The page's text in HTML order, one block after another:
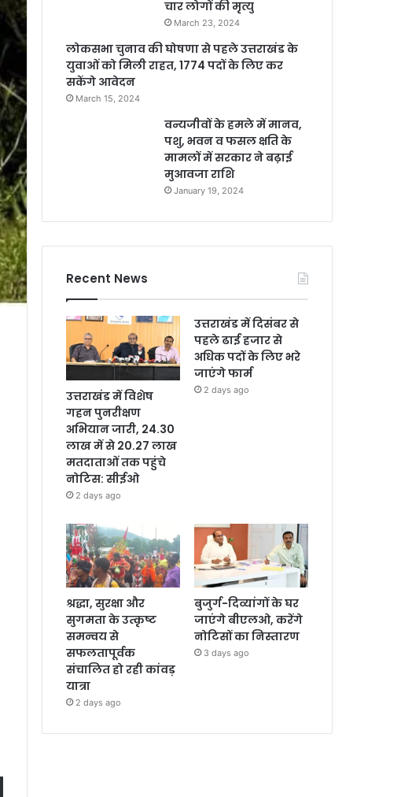
चार लोगों की मृत्यु
March 23, 2024
लोकसभा चुनाव की घोषणा से पहले उत्तराखंड के
युवाओं को मिली राहत, 1774 पदों के लिए कर
सकेंगे आवेदन
March 15, 2024
वन्यजीवों के हमले में मानव,
पशु, भवन व फसल क्षति के
मामलों में सरकार ने बढ़ाई
मुआवजा राशि
January 19, 2024
Recent News
उत्तराखंड में विशेष
गहन पुनरीक्षण
अभियान जारी, 24.30
लाख में से 20.27 लाख
मतदाताओं तक पहुंचे
नोटिस: सीईओ
2 days ago
उत्तराखंड में दिसंबर से
पहले ढाई हजार से
अधिक पदों के लिए भरे
जाएंगे फार्म
2 days ago
श्रद्धा, सुरक्षा और
सुगमता के उत्कृष्ट
समन्वय से
सफलतापूर्वक
संचालित हो रही कांवड़
यात्रा
2 days ago
बुजुर्ग-दिव्यांगों के घर
जाएंगे बीएलओ, करेंगे
नोटिसों का निस्तारण
3 days ago